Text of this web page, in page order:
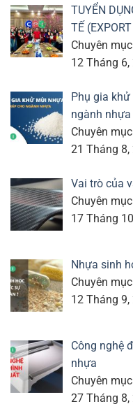
TUYỂN
TẾ
Chuyên
12 Tháng 6,
Phụ gia
ngành nhựa
Chuyên
21 Tháng 8,
Vai trò của
Chuyên
17 Tháng
Nhựa sinh
Chuyên
12 Tháng 9,
Công nghệ
nhựa
Chuyên
27 Tháng 8,